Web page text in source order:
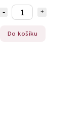
Do košíku